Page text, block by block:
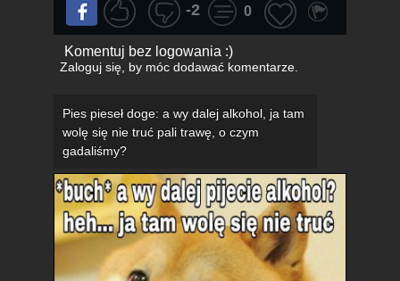
-2 0
Komentuj bez logowania :)
Zaloguj się, by móc dodawać komentarze.
Pies pieseł doge: a wy dalej alkohol, ja tam
wolę się nie truć pali trawę, o czym
gadaliśmy?